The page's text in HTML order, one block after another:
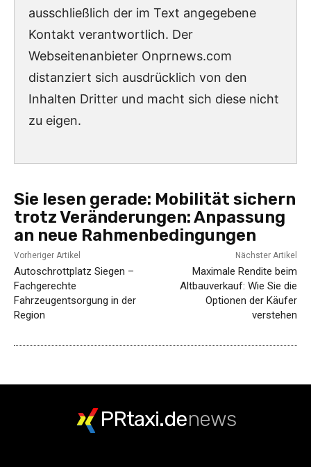
ausschließlich der im Text angegebene
Kontakt verantwortlich. Der
Webseitenanbieter Onprnews.com
distanziert sich ausdrücklich von den
Inhalten Dritter und macht sich diese nicht
zu eigen.
Sie lesen gerade: Mobilität sichern
trotz Veränderungen: Anpassung
an neue Rahmenbedingungen
Vorheriger Artikel
Autoschrottplatz Siegen –
Fachgerechte
Fahrzeugentsorgung in der
Region
Nächster Artikel
Maximale Rendite beim
Altbauverkauf: Wie Sie die
Optionen der Käufer
verstehen
PRtaxi.denews